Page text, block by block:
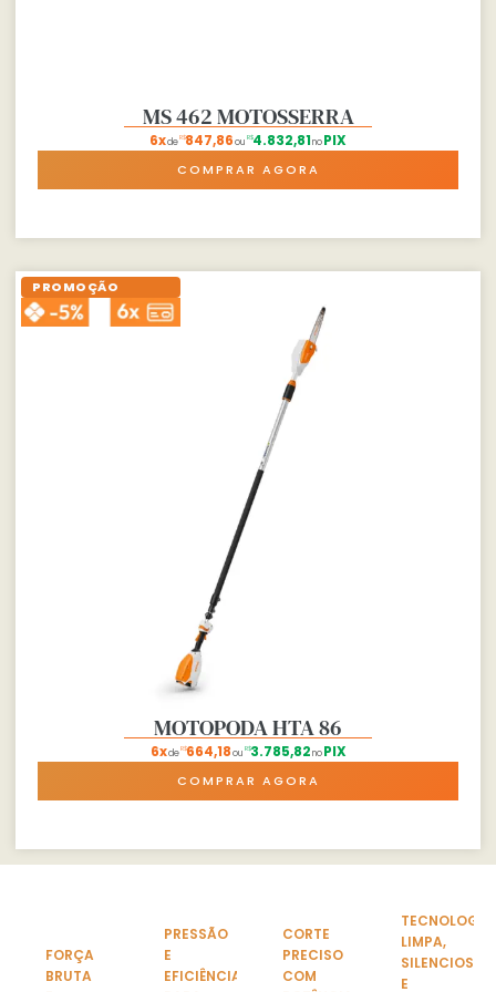
MS 462 MOTOSSERRA
6xdeR$847,86ou R$4.832,81noPIX
COMPRAR AGORA
MOTOPODA HTA 86
6xdeR$664,18ou R$3.785,82no PIX
COMPRAR AGORA
PROMOÇÃO
FORÇA
BRUTA
PRESSÃO
E
EFICIÊNCIA
CORTE
PRECISO
COM
TECNOLOGIA
LIMPA,
SILENCIOSA
E